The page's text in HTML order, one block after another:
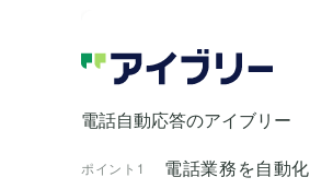
電話自動応答のアイブリー
ポイント1 電話業務を自動化